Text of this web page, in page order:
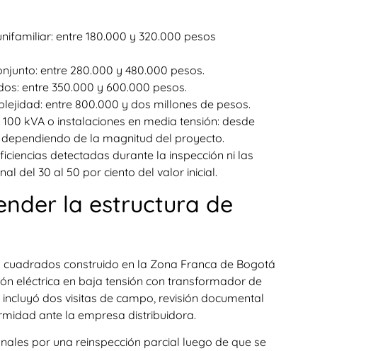
entre 180.000 y 320.000 pesos
entre 280.000 y 480.000 pesos.
entre 350.000 y 600.000 pesos.
entre 800.000 y dos millones de pesos.
kVA o instalaciones en media tensión: desde
de la magnitud del proyecto.
detectadas durante la inspección ni las
del 30 al 50 por ciento del valor inicial.
la estructura de
construido en la Zona Franca de Bogotá
eléctrica en baja tensión con transformador de
dos visitas de campo, revisión documental
ante la empresa distribuidora.
por una reinspección parcial luego de que se